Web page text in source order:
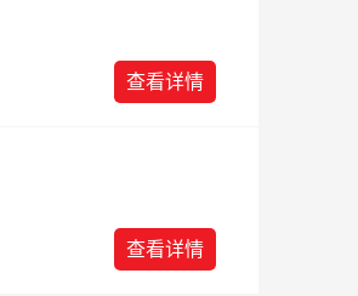
查看详情
查看详情